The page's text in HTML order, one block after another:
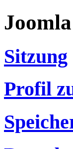
Sitzung
Profil